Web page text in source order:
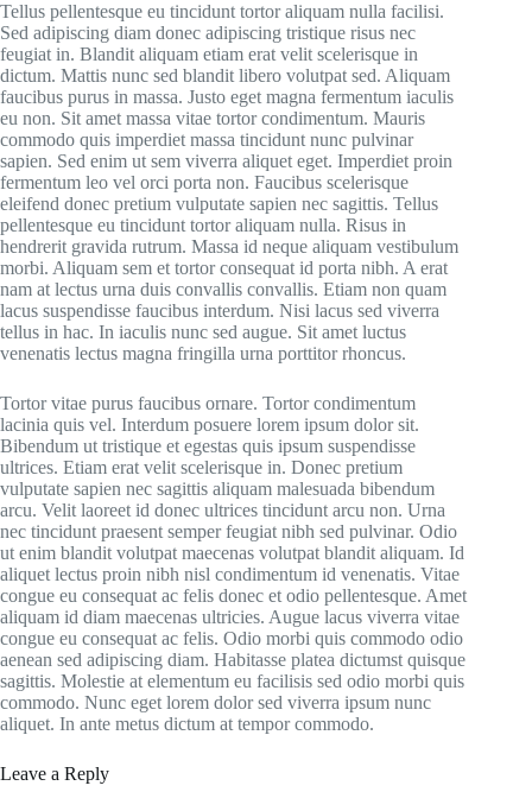
Tellus pellentesque eu tincidunt tortor aliquam nulla facilisi.
Sed adipiscing diam donec adipiscing tristique risus nec
feugiat in. Blandit aliquam etiam erat velit scelerisque in
dictum. Mattis nunc sed blandit libero volutpat sed. Aliquam
faucibus purus in massa. Justo eget magna fermentum iaculis
eu non. Sit amet massa vitae tortor condimentum. Mauris
commodo quis imperdiet massa tincidunt nunc pulvinar
sapien. Sed enim ut sem viverra aliquet eget. Imperdiet proin
fermentum leo vel orci porta non. Faucibus scelerisque
eleifend donec pretium vulputate sapien nec sagittis. Tellus
pellentesque eu tincidunt tortor aliquam nulla. Risus in
hendrerit gravida rutrum. Massa id neque aliquam vestibulum
morbi. Aliquam sem et tortor consequat id porta nibh. A erat
nam at lectus urna duis convallis convallis. Etiam non quam
lacus suspendisse faucibus interdum. Nisi lacus sed viverra
tellus in hac. In iaculis nunc sed augue. Sit amet luctus
venenatis lectus magna fringilla urna porttitor rhoncus.
Tortor vitae purus faucibus ornare. Tortor condimentum
lacinia quis vel. Interdum posuere lorem ipsum dolor sit.
Bibendum ut tristique et egestas quis ipsum suspendisse
ultrices. Etiam erat velit scelerisque in. Donec pretium
vulputate sapien nec sagittis aliquam malesuada bibendum
arcu. Velit laoreet id donec ultrices tincidunt arcu non. Urna
nec tincidunt praesent semper feugiat nibh sed pulvinar. Odio
ut enim blandit volutpat maecenas volutpat blandit aliquam. Id
aliquet lectus proin nibh nisl condimentum id venenatis. Vitae
congue eu consequat ac felis donec et odio pellentesque. Amet
aliquam id diam maecenas ultricies. Augue lacus viverra vitae
congue eu consequat ac felis. Odio morbi quis commodo odio
aenean sed adipiscing diam. Habitasse platea dictumst quisque
sagittis. Molestie at elementum eu facilisis sed odio morbi quis
commodo. Nunc eget lorem dolor sed viverra ipsum nunc
aliquet. In ante metus dictum at tempor commodo.
Leave a Reply